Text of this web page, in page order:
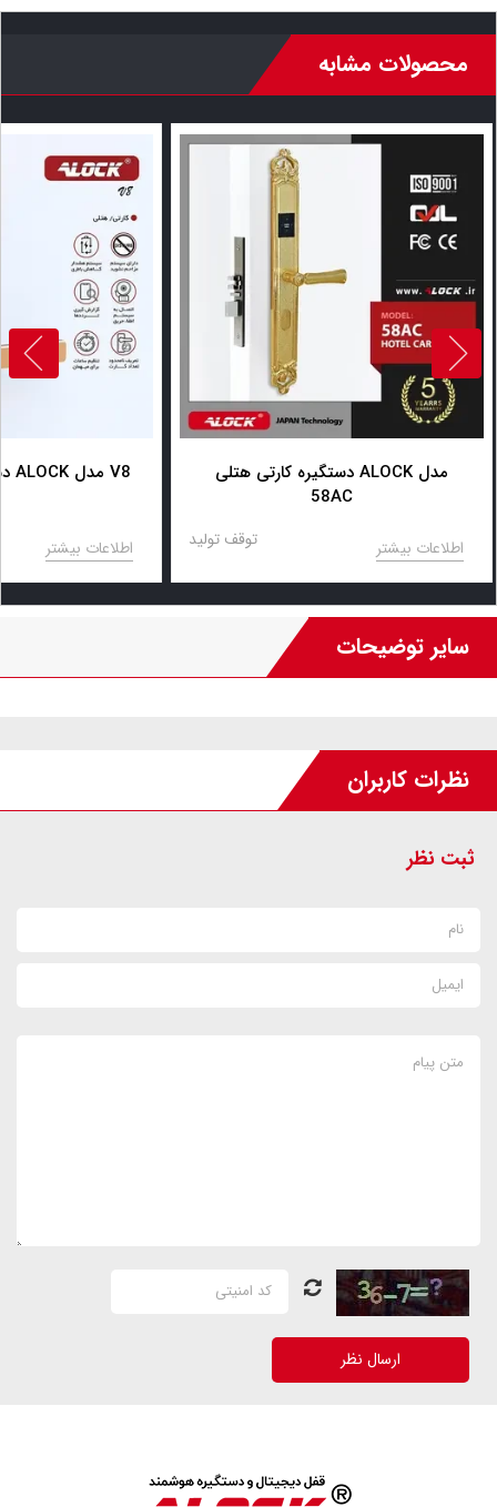
محصولات مشابه
دستگیره کارتی هتلی ALOCK مدل
58AC
اطلاعات بیشتر توقف تولید
دستگیره کارتی هتلی ALOCK مدل V8
اطلاعات بیشتر
سایر توضیحات
نظرات کاربران
ثبت نظر
ارسال نظر